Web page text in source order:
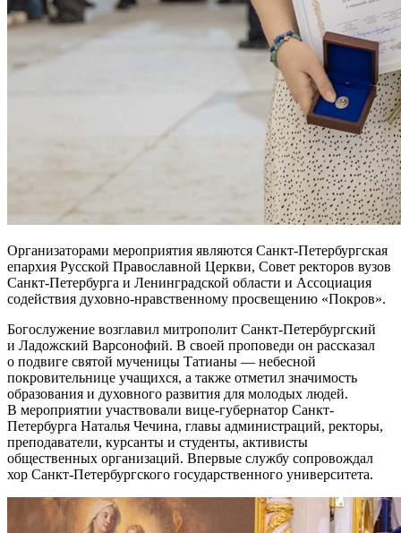
Организаторами мероприятия являются Санкт-Петербургская
епархия Русской Православной Церкви, Совет ректоров вузов
Санкт-Петербурга и Ленинградской области и Ассоциация
содействия духовно-нравственному просвещению «Покров».
Богослужение возглавил митрополит Санкт-Петербургский
и Ладожский Варсонофий. В своей проповеди он рассказал
о подвиге святой мученицы Татианы — небесной
покровительнице учащихся, а также отметил значимость
образования и духовного развития для молодых людей.
В мероприятии участвовали вице-губернатор Санкт-
Петербурга Наталья Чечина, главы администраций, ректоры,
преподаватели, курсанты и студенты, активисты
общественных организаций. Впервые службу сопровождал
хор Санкт-Петербургского государственного университета.